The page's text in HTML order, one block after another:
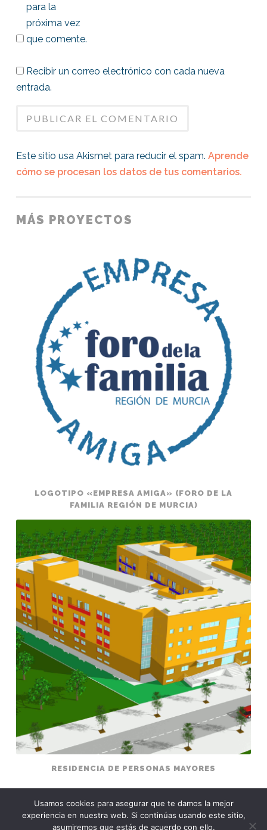
para la
próxima vez
que comente.
Recibir un correo electrónico con cada nueva
entrada.
Este sitio usa Akismet para reducir el spam. Aprende
cómo se procesan los datos de tus comentarios.
MÁS PROYECTOS
Familia
Región
Murcia)
LOGOTIPO «EMPRESA AMIGA» (FORO DE LA
FAMILIA REGIÓN DE MURCIA)
de
personas
mayores
RESIDENCIA DE PERSONAS MAYORES
CREADO CON WORDPRESS
Usamos cookies para asegurar que te damos la mejor
experiencia en nuestra web. Si continúas usando este sitio,
asumiremos que estás de acuerdo con ello.